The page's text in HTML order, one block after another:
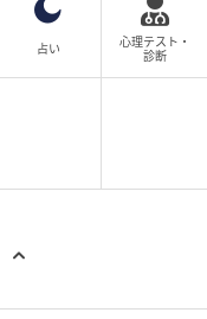
占い
心理テスト・
診断